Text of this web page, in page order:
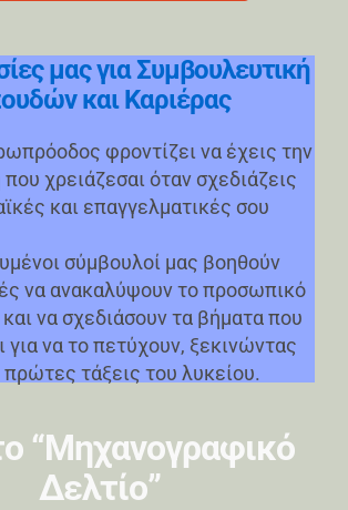
μας για Συμβουλευτική
και Καριέρας
φροντίζει να έχεις την
χρειάζεσαι όταν σχεδιάζεις
και επαγγελματικές σου
σύμβουλοί μας βοηθούν
να ανακαλύψουν το προσωπικό
να σχεδιάσουν τα βήματα που
για να το πετύχουν, ξεκινώντας
πρώτες τάξεις του λυκείου.
“Μηχανογραφικό
Δελτίο”